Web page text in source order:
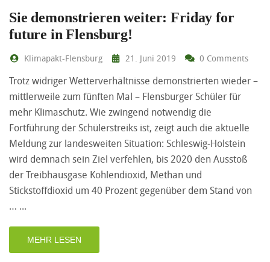
Sie demonstrieren weiter: Friday for
future in Flensburg!
Klimapakt-Flensburg 21. Juni 2019 0 Comments
Trotz widriger Wetterverhältnisse demonstrierten wieder –
mittlerweile zum fünften Mal – Flensburger Schüler für
mehr Klimaschutz. Wie zwingend notwendig die
Fortführung der Schülerstreiks ist, zeigt auch die aktuelle
Meldung zur landesweiten Situation: Schleswig-Holstein
wird demnach sein Ziel verfehlen, bis 2020 den Ausstoß
der Treibhausgase Kohlendioxid, Methan und
Stickstoffdioxid um 40 Prozent gegenüber dem Stand von
…
MEHR LESEN